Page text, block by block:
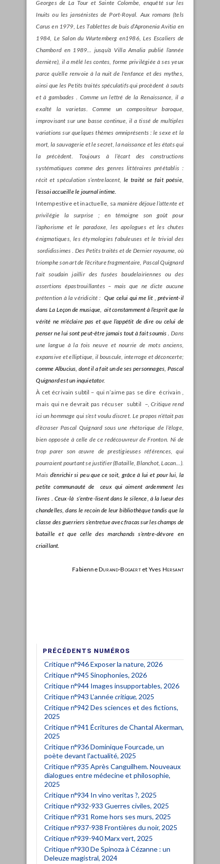
Georges de La Tour et Sainte Colombe, enquêté sur les
Inuits ou les jansénistes de Port-Royal. Aux romans (tels
Carus en 1979, Les Tablettes de buis d’Apronenia Avitia en
1984, Le Salon du Wurtemberg en1986,Les Escaliers de
Chambord en 1989… jusqu’à Villa Amalia publié l’année
dernière), il a mêlé les contes, forme privilégiée à ses yeux
parce qu’elle renvoie à la nuit de l'enfance et des mythes,
ainsi que lesPetits traités spéculatifs qui procèdent à sauts
et à gambades . Comme un lettré de la Renaissance, il a
exalté lavarietas. Comme un compositeur baroque,
improvisant sur une basse continue, il a tissé de multiples
variations sur quelques thèmes omniprésents : le sexe et la
mort, la sauvagerie et le secret, la naissance et les états qui
la précèdent. Toujours à l’écart des constructions
systématiques comme des genres littéraires préétablis :
récit et spéculation s’entrelacent, le traité se fait poésie,
l’essai accueille le journal intime.
Intempestive et inactuelle, sa manière déjoue l’attente et
privilégie la surprise ; en témoigne son goût pour
l’aphorisme et le paradoxe, les apologues et les chutes
énigmatiques, les étymologies fabuleuses et le trivial des
sordidissimes . Des Petits traités et de Dernier royaume, où
triomphe son art de l’écriture fragmentaire, Pascal Quignard
fait soudain jaillir des fusées baudelairiennes ou des
assertions épastrouillantes – mais que ne dicte aucune
prétention à la véridicité : Que celui qui me lit , prévient-il
dans La Leçon de musique, ait constamment à l’esprit que la
vérité ne m’éclaire pas et que l’appétit de dire ou celui de
penser ne lui sont peut-être jamais tout à fait soumis .Dans
une langue à la fois neuve et nourrie de mots anciens,
expansive et elliptique, il bouscule, interroge et déconcerte;
comme Albucius, dont il a fait un de ses personnages, Pascal
Quignard est un inquietator.
À cet écrivain subtil – qui n’aime pas se dire écrivain ,
mais qui ne devrait pas récuser subtil –,Critique rend
ici un hommage qui s’est voulu discret. Le propos n’était pas
d’écraser Pascal Quignard sous une rhétorique de l’éloge,
bien opposée à celle de ce redécouvreur de Fronton. Ni de
trop parer son œuvre de prestigieuses références, qui
pourraient pourtant se justifier (Bataille, Blanchot, Lacan…).
Mais d’enrichir si peu que ce soit, grâce à lui et pour lui, la
petite communauté de ceux qui aiment ardemment les
livres . Ceux-là s’entre-lisent dans le silence, à la lueur des
chandelles, dans le recoin de leur bibliothèque tandis que la
classe des guerriers s’entretue avec fracas sur les champs de
bataille et que celle des marchands s’entre-dévore en
criaillant.
FabienneDurand-Bogaertet Yves Hersant
PRÉCÉDENTS NUMÉROS
Critique n°946 Exposer la nature, 2026
Critique n°945 Sinophonies, 2026
Critique n°944 Images insupportables, 2026
Critique n°943 L’annéecritique, 2025
Critique n°942 Des sciences et des fictions,
2025
Critique n°941 Écritures de Chantal Akerman,
2025
Critique n°936 Dominique Fourcade, un
poète devant l'actualité, 2025
Critique n°935 Après Canguilhem. Nouveaux
dialogues entre médecine et philosophie,
2025
Critique n°934 In vino veritas ?, 2025
Critique n°932-933 Guerres civiles, 2025
Critique n°931 Rome hors ses murs, 2025
Critique n°937-938 Frontières du noir, 2025
Critique n°939-940 Marx vert, 2025
Critique n°930 De Spinoza à Cézanne : un
Deleuze magistral, 2024